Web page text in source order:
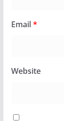
Email*
Website